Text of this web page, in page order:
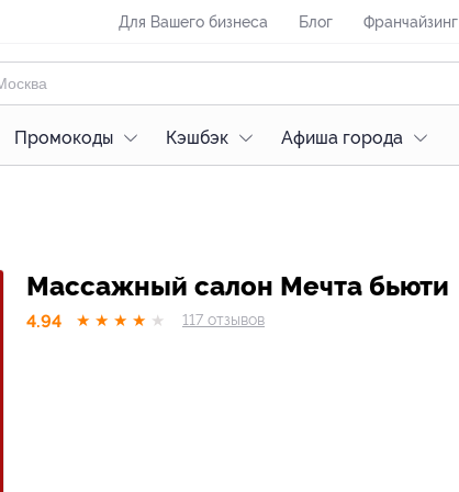
Для Вашего бизнеса Блог Франчайзинг
Промокоды Кэшбэк Афиша города
Массажный салон Мечта бьюти
4.94 ★ ★ ★ ★ ★ 117 отзывов